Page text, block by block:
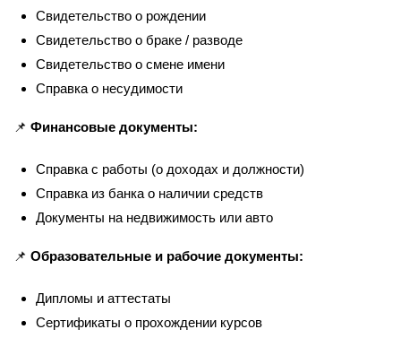
Свидетельство о рождении
Свидетельство о браке / разводе
Свидетельство о смене имени
Справка о несудимости
📌 Финансовые документы:
Справка с работы (о доходах и должности)
Справка из банка о наличии средств
Документы на недвижимость или авто
📌 Образовательные и рабочие документы:
Дипломы и аттестаты
Сертификаты о прохождении курсов